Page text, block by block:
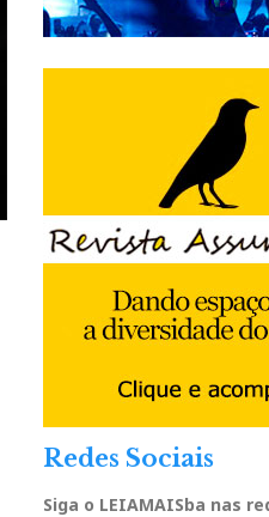
Redes Sociais
Siga o LEIAMAISba nas